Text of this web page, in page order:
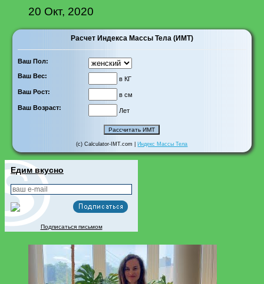
20 Окт, 2020
Расчет Индекса Массы Тела (ИМТ)
Ваш Пол:
Ваш Вес:
в КГ
Ваш Рост:
в см
Ваш Возраст:
Лет
(c) Calculator-IMT.com | Индекс Массы Тела
Едим вкусно
Подписаться письмом